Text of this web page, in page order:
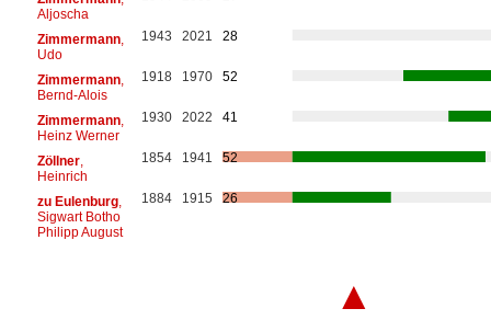
Aljoscha
Zimmermann,
Udo
1943 2021 28
Zimmermann,
Bernd-Alois
1918 1970 52
Zimmermann,
Heinz Werner
1930 2022 41
Zöllner,
Heinrich
1854 1941 52
zu Eulenburg,
Sigwart Botho
Philipp August
1884 1915 26
▲